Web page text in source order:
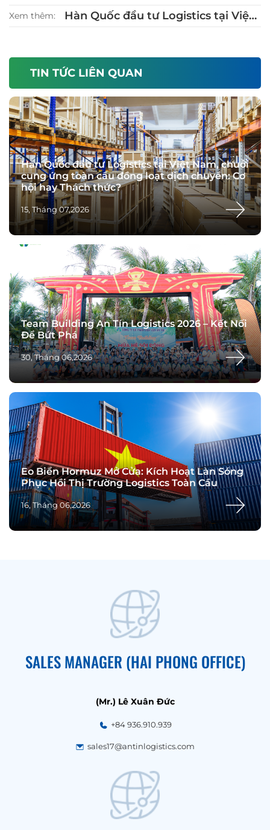
Xem thêm:
Hàn Quốc đầu tư Logistics tại Việt
Thách thức?
TIN TỨC LIÊN QUAN
Hàn Quốc đầu tư Logistics tại Việt Nam, chuỗi
cung ứng toàn cầu đồng loạt dịch chuyển: Cơ
hội hay Thách thức?
15, Tháng 07,2026
Team Building An Tín Logistics 2026 – Kết Nối
Để Bứt Phá
30, Tháng 06,2026
Eo Biển Hormuz Mở Cửa: Kích Hoạt Làn Sóng
Phục Hồi Thị Trường Logistics Toàn Cầu
16, Tháng 06,2026
SALES MANAGER (HAI PHONG OFFICE)
(Mr.) Lê Xuân Đức
+84 936.910.939
sales17@antinlogistics.com